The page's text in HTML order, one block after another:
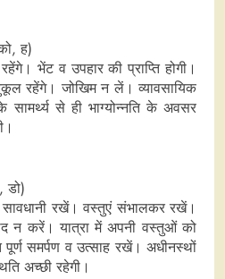
ह)
भेंट व उपहार की प्राप्ति होगी।
रहेंगे। जोखिम न लें। व्यावसायिक
से ही भाग्योन्नति के अवसर
डो)
सावधानी रखें। वस्तुएं संभालकर रखें।
न करें। यात्रा में अपनी वस्तुओं को
समर्पण व उत्साह रखें। अधीनस्थों
अच्छी रहेगी।